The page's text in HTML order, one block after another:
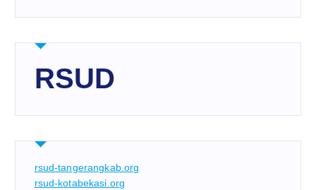
RSUD
rsud-tangerangkab.org
rsud-kotabekasi.org